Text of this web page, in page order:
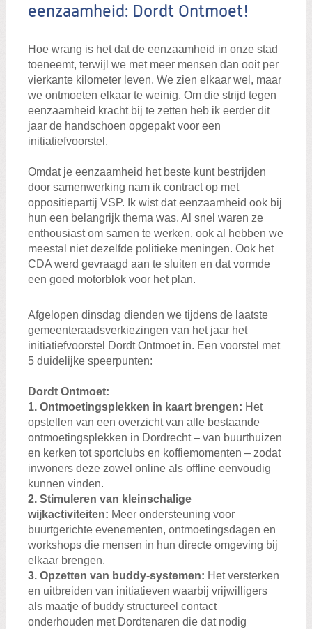
eenzaamheid: Dordt Ontmoet!
Hoe wrang is het dat de eenzaamheid in onze stad
toeneemt, terwijl we met meer mensen dan ooit per
vierkante kilometer leven. We zien elkaar wel, maar
we ontmoeten elkaar te weinig. Om die strijd tegen
eenzaamheid kracht bij te zetten heb ik eerder dit
jaar de handschoen opgepakt voor een
initiatiefvoorstel.
Omdat je eenzaamheid het beste kunt bestrijden
door samenwerking nam ik contract op met
oppositiepartij VSP. Ik wist dat eenzaamheid ook bij
hun een belangrijk thema was. Al snel waren ze
enthousiast om samen te werken, ook al hebben we
meestal niet dezelfde politieke meningen. Ook het
CDA werd gevraagd aan te sluiten en dat vormde
een goed motorblok voor het plan.
Afgelopen dinsdag dienden we tijdens de laatste
gemeenteraadsverkiezingen van het jaar het
initiatiefvoorstel Dordt Ontmoet in. Een voorstel met
5 duidelijke speerpunten:
Dordt Ontmoet:
1. Ontmoetingsplekken in kaart brengen: Het
opstellen van een overzicht van alle bestaande
ontmoetingsplekken in Dordrecht – van buurthuizen
en kerken tot sportclubs en koffiemomenten – zodat
inwoners deze zowel online als offline eenvoudig
kunnen vinden.
2. Stimuleren van kleinschalige
wijkactiviteiten: Meer ondersteuning voor
buurtgerichte evenementen, ontmoetingsdagen en
workshops die mensen in hun directe omgeving bij
elkaar brengen.
3. Opzetten van buddy-systemen: Het versterken
en uitbreiden van initiatieven waarbij vrijwilligers
als maatje of buddy structureel contact
onderhouden met Dordtenaren die dat nodig